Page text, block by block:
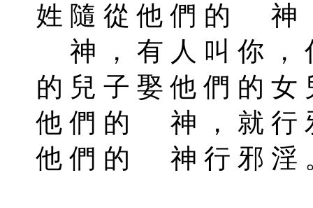
姓 隨 從 他 們 的 神
神 ， 有 人 叫 你 ，
的 兒 子 娶 他 們 的 女
他 們 的 神 ， 就 行
他 們 的 神 行 邪 淫